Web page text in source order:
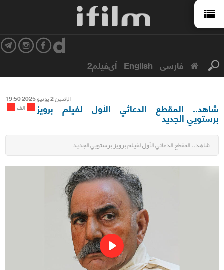
فارسی English آی‌فیلم2
الإثنین 2 یونیو 2025 19:50
- الف + شاهد.. المقطع الدعائي الأول لفيلم برويز
برستويي الجديد
شاهد.. المقطع الدعائي الأول لفيلم برويز برستويي الجديد
Play